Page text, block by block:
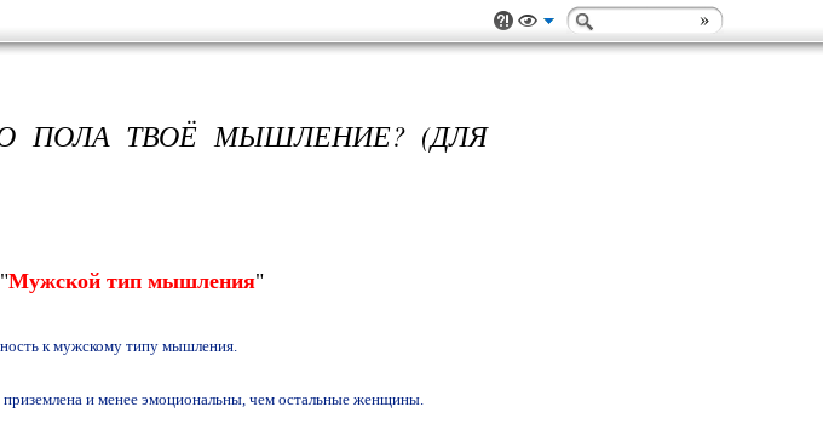
ПОЛА ТВОЁ МЫШЛЕНИЕ? (ДЛЯ
"Мужской тип мышления"
к мужскому типу мышления.
приземлена и менее эмоциональны, чем остальные женщины.